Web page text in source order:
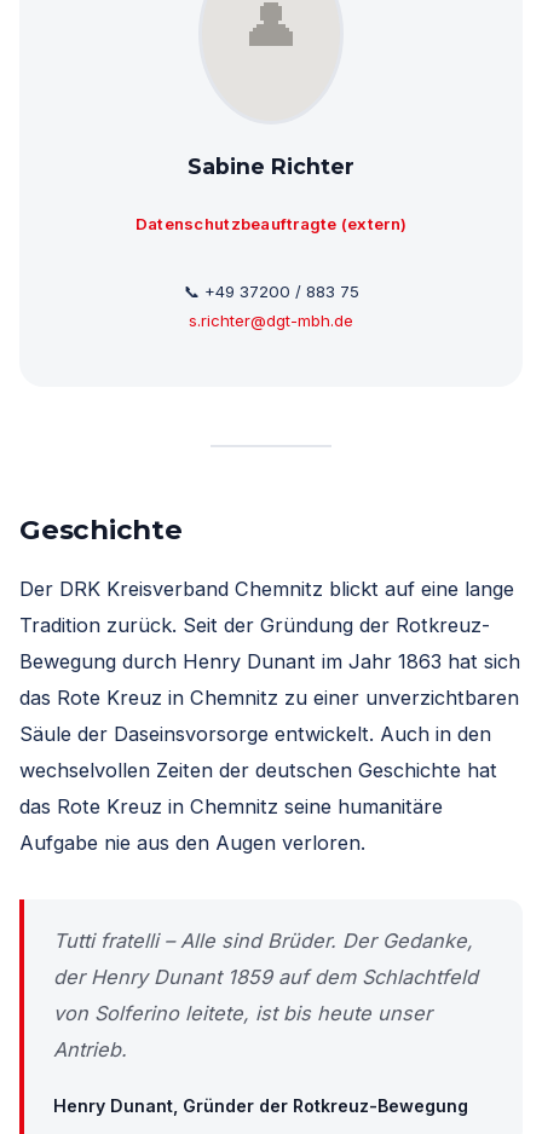
Sabine Richter
Datenschutzbeauftragte (extern)
📞 +49 37200 / 883 75
s.richter@dgt-mbh.de
Geschichte
Der DRK Kreisverband Chemnitz blickt auf eine lange
Tradition zurück. Seit der Gründung der Rotkreuz-
Bewegung durch Henry Dunant im Jahr 1863 hat sich
das Rote Kreuz in Chemnitz zu einer unverzichtbaren
Säule der Daseinsvorsorge entwickelt. Auch in den
wechselvollen Zeiten der deutschen Geschichte hat
das Rote Kreuz in Chemnitz seine humanitäre
Aufgabe nie aus den Augen verloren.
Tutti fratelli – Alle sind Brüder. Der Gedanke,
der Henry Dunant 1859 auf dem Schlachtfeld
von Solferino leitete, ist bis heute unser
Antrieb.
Henry Dunant, Gründer der Rotkreuz-Bewegung